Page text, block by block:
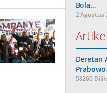
Bola…
2 Agustus
Deretan
58260